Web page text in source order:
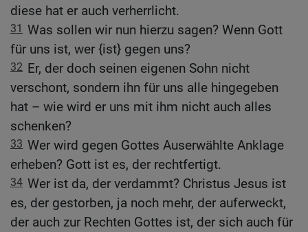
diese hat er auch verherrlicht.
31 Was sollen wir nun hierzu sagen? Wenn Gott
für uns ist, wer {ist} gegen uns?
32 Er, der doch seinen eigenen Sohn nicht
verschont, sondern ihn für uns alle hingegeben
hat – wie wird er uns mit ihm nicht auch alles
schenken?
33 Wer wird gegen Gottes Auserwählte Anklage
erheben? Gott ist es, der rechtfertigt.
34 Wer ist da, der verdammt? Christus Jesus ist
es, der gestorben, ja noch mehr, der auferweckt,
der auch zur Rechten Gottes ist, der sich auch für